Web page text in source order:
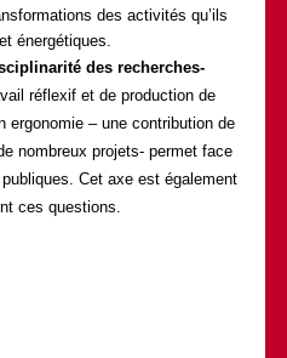
des activités qu’ils
énergétiques.
des recherches-
réflexif et de production de
– une contribution de
nombreux projets- permet face
Cet axe est également
ces questions.